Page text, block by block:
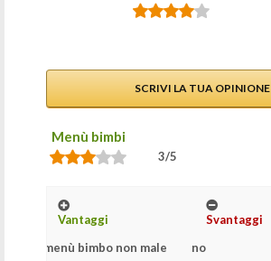
SCRIVI LA TUA OPINIONE
Menù bimbi
3/5
Vantaggi
menù bimbo non male
Svantaggi
no